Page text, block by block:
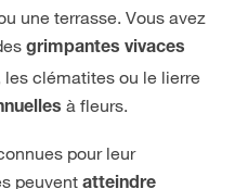
une terrasse. Vous avez
grimpantes vivaces
clématites ou le lierre
à fleurs.
pour leur
peuvent atteindre